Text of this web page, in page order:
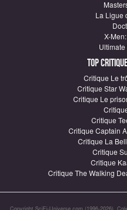
La Ligue
X-
Top
Critique Le
Critique Star
Critique Le
Critique
Critique Captain
Critique La
Critique
Critique
Critique The Walking
Copyright SciFi-Universe.com (1996-2026).